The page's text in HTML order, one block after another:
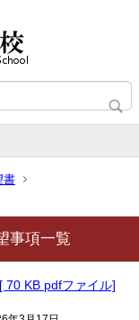
書
事項一覧
70 KB pdfファイル]